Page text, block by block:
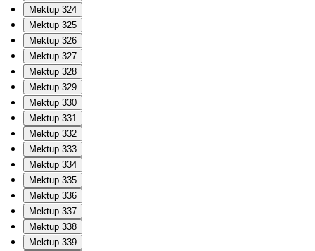
Mektup 324
Mektup 325
Mektup 326
Mektup 327
Mektup 328
Mektup 329
Mektup 330
Mektup 331
Mektup 332
Mektup 333
Mektup 334
Mektup 335
Mektup 336
Mektup 337
Mektup 338
Mektup 339